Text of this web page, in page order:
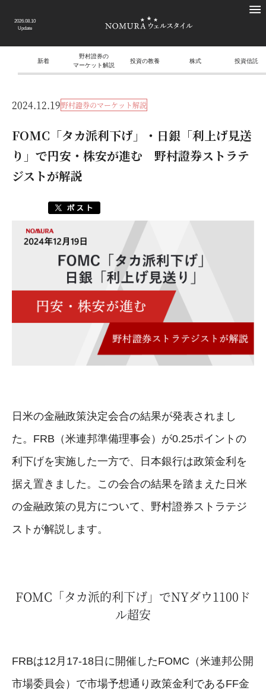
2026.08.10
Update
新着
野村證券の
マーケット解説
投資の教養 株式 投資信託
2024.12.19野村證券のマーケット解説
FOMC「タカ派利下げ」・日銀「利上げ見送
り」で円安・株安が進む 野村證券ストラテ
ジストが解説
日米の金融政策決定会合の結果が発表されまし
た。FRB（米連邦準備理事会）が0.25ポイントの
利下げを実施した一方で、日本銀行は政策金利を
据え置きました。この会合の結果を踏まえた日米
の金融政策の見方について、野村證券ストラテジ
ストが解説します。
FOMC「タカ派的利下げ」でNYダウ1100ド
ル超安
FRBは12月17-18日に開催したFOMC（米連邦公開
市場委員会）で市場予想通り政策金利であるFF金